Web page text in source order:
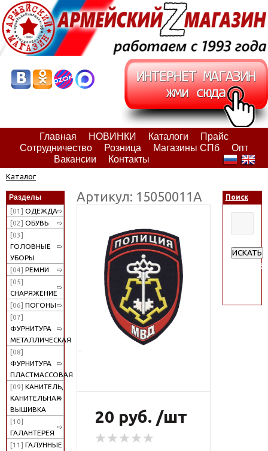
Главная НОВИНКИ Каталоги
Прайс
Сотрудничество
Розница Магазины СПб
Опт
Вакансии
Контакты
Каталог
Разделы
[01] ОДЕЖДА
[02] ОБУВЬ
[03]
ГОЛОВНЫЕ
УБОРЫ
[04] РЕМНИ
[05]
СНАРЯЖЕНИЕ
[06] ПОГОНЫ
[07]
ФУРНИТУРА
МЕТАЛЛИЧЕСКАЯ
[08]
ФУРНИТУРА
ПЛАСТМАССОВАЯ
[09] КАНИТЕЛЬ,
КАНИТЕЛЬНАЯ
ВЫШИВКА
[10]
ГАЛАНТЕРЕЯ
[11] ГАЛУННЫЕ
Артикул: 15050011А
20 руб. /шт
Поиск
ИСКАТЬ